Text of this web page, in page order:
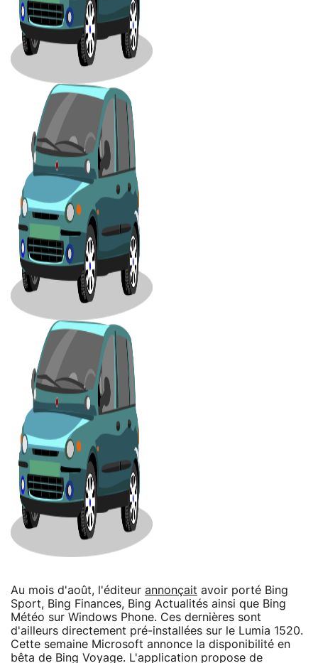
Au mois d'août, l'éditeur annonçait avoir porté Bing
Sport, Bing Finances, Bing Actualités ainsi que Bing
Météo sur Windows Phone. Ces dernières sont
d'ailleurs directement pré-installées sur le Lumia 1520.
Cette semaine Microsoft annonce la disponibilité en
bêta de Bing Voyage. L'application propose de